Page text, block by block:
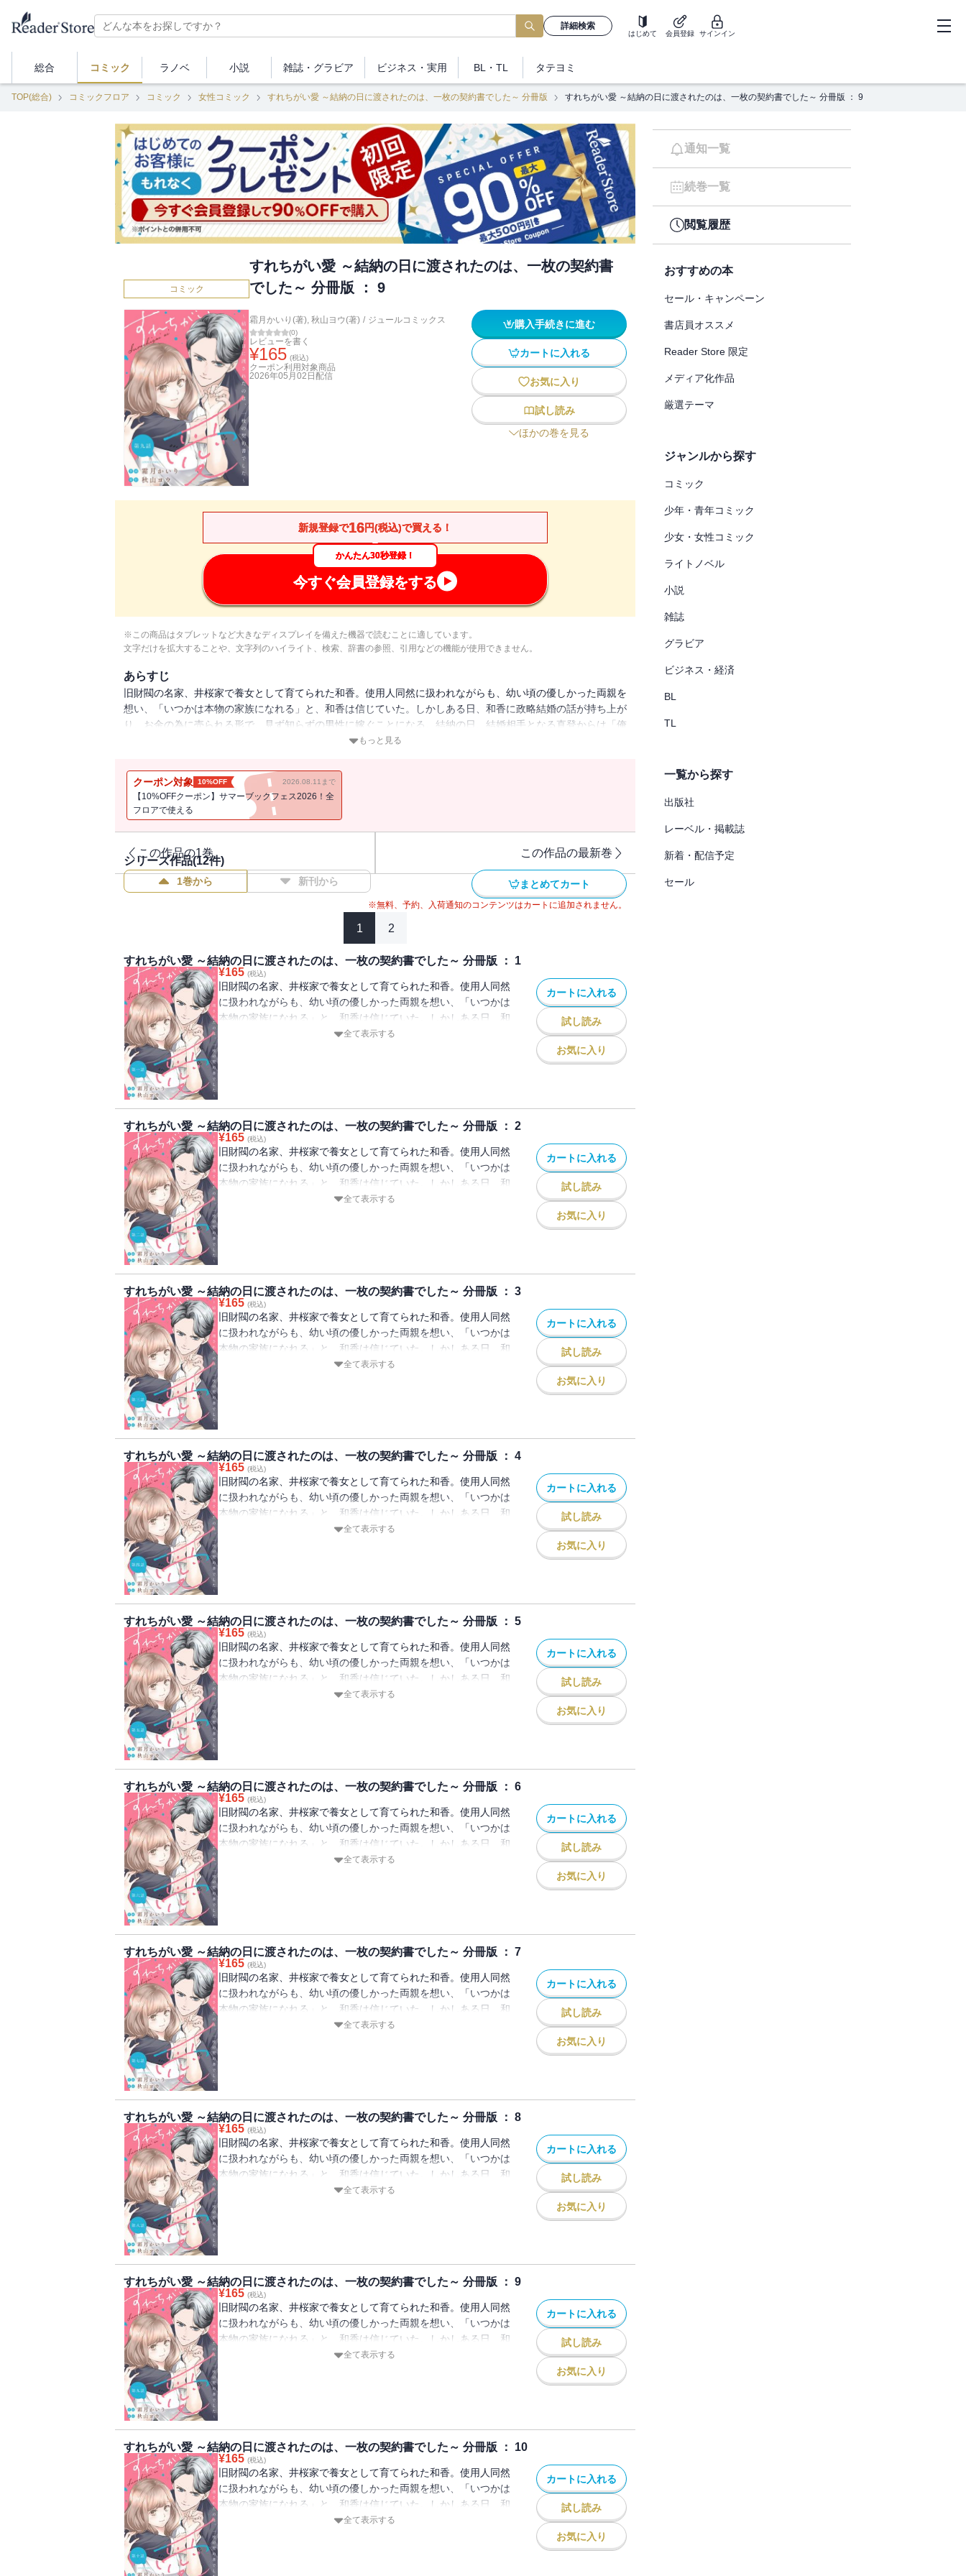
詳細検索
はじめて 会員登録 サインイン
総合 コミック ラノベ 小説 雑誌・ グラビア ビジネス ・実用 BL・TL タテヨミ
TOP(総合) コミックフロア コミック 女性コミック すれちがい愛 ～結納の日に渡されたのは、一枚の契約書でした～ 分冊版 すれちがい愛 ～結納の日に渡されたのは、一枚の契約書でした～ 分冊版 ： 9
コミック
すれちがい愛 ～結納の日に渡されたのは、一枚の契約書
でした～ 分冊版 ： 9
霜月かいり(著), 秋山ヨウ(著) / ジュールコミックス
(0)
レビューを書く
¥165 (税込)
クーポン利用対象商品
2026年05月02日 配信
購入手続きに進む
カートに入れる
お気に入り
試し読み
ほかの巻を見る
新規登録で16円(税込)で買える！
かんたん30秒登録！
今すぐ会員登録をする
※この商品はタブレットなど大きなディスプレイを備えた機器で読むことに適しています。
文字だけを拡大することや、文字列のハイライト、検索、辞書の参照、引用などの機能が使用できません。
あらすじ
旧財閥の名家、井桜家で養女として育てられた和香。使用人同然に扱われながらも、幼い頃の優しかった両親を
想い、「いつかは本物の家族になれる」と、和香は信じていた。しかしある日、和香に政略結婚の話が持ち上が
り、お金の為に売られる形で、見ず知らずの男性に嫁ぐことになる。結納の日、結婚相手となる直登からは「俺
はお前の家の肩書と結婚する」と宣言されて―――。不器用なふたりが織りなす、すれちがい合う純愛の物語。
もっと見る
クーポン対象 10%OFF 2026.08.11まで
【10%OFFクーポン】サマーブックフェス2026！全
フロアで使える
この作品の1巻 この作品の最新巻
シリーズ作品(12件)
1巻から 新刊から まとめてカート
※無料、予約、入荷通知のコンテンツはカートに追加されません。
1 2
すれちがい愛 ～結納の日に渡されたのは、一枚の契約書でした～ 分冊版 ： 1
¥165 (税込)
旧財閥の名家、井桜家で養女として育てられた和香。使用人同然
に扱われながらも、幼い頃の優しかった両親を想い、「いつかは
本物の家族になれる」と、和香は信じていた。しかしある日、和
香に政略結婚の話が持ち上がり、お金の為に売られる形で、見ず
全て表示する
カートに入れる
試し読み
お気に入り
すれちがい愛 ～結納の日に渡されたのは、一枚の契約書でした～ 分冊版 ： 2
¥165 (税込)
旧財閥の名家、井桜家で養女として育てられた和香。使用人同然
に扱われながらも、幼い頃の優しかった両親を想い、「いつかは
本物の家族になれる」と、和香は信じていた。しかしある日、和
香に政略結婚の話が持ち上がり、お金の為に売られる形で、見ず
全て表示する
カートに入れる
試し読み
お気に入り
すれちがい愛 ～結納の日に渡されたのは、一枚の契約書でした～ 分冊版 ： 3
¥165 (税込)
旧財閥の名家、井桜家で養女として育てられた和香。使用人同然
に扱われながらも、幼い頃の優しかった両親を想い、「いつかは
本物の家族になれる」と、和香は信じていた。しかしある日、和
香に政略結婚の話が持ち上がり、お金の為に売られる形で、見ず
全て表示する
カートに入れる
試し読み
お気に入り
すれちがい愛 ～結納の日に渡されたのは、一枚の契約書でした～ 分冊版 ： 4
¥165 (税込)
旧財閥の名家、井桜家で養女として育てられた和香。使用人同然
に扱われながらも、幼い頃の優しかった両親を想い、「いつかは
本物の家族になれる」と、和香は信じていた。しかしある日、和
香に政略結婚の話が持ち上がり、お金の為に売られる形で、見ず
全て表示する
カートに入れる
試し読み
お気に入り
すれちがい愛 ～結納の日に渡されたのは、一枚の契約書でした～ 分冊版 ： 5
¥165 (税込)
旧財閥の名家、井桜家で養女として育てられた和香。使用人同然
に扱われながらも、幼い頃の優しかった両親を想い、「いつかは
本物の家族になれる」と、和香は信じていた。しかしある日、和
香に政略結婚の話が持ち上がり、お金の為に売られる形で、見ず
全て表示する
カートに入れる
試し読み
お気に入り
すれちがい愛 ～結納の日に渡されたのは、一枚の契約書でした～ 分冊版 ： 6
¥165 (税込)
旧財閥の名家、井桜家で養女として育てられた和香。使用人同然
に扱われながらも、幼い頃の優しかった両親を想い、「いつかは
本物の家族になれる」と、和香は信じていた。しかしある日、和
香に政略結婚の話が持ち上がり、お金の為に売られる形で、見ず
全て表示する
カートに入れる
試し読み
お気に入り
すれちがい愛 ～結納の日に渡されたのは、一枚の契約書でした～ 分冊版 ： 7
¥165 (税込)
旧財閥の名家、井桜家で養女として育てられた和香。使用人同然
に扱われながらも、幼い頃の優しかった両親を想い、「いつかは
本物の家族になれる」と、和香は信じていた。しかしある日、和
香に政略結婚の話が持ち上がり、お金の為に売られる形で、見ず
全て表示する
カートに入れる
試し読み
お気に入り
すれちがい愛 ～結納の日に渡されたのは、一枚の契約書でした～ 分冊版 ： 8
¥165 (税込)
旧財閥の名家、井桜家で養女として育てられた和香。使用人同然
に扱われながらも、幼い頃の優しかった両親を想い、「いつかは
本物の家族になれる」と、和香は信じていた。しかしある日、和
香に政略結婚の話が持ち上がり、お金の為に売られる形で、見ず
全て表示する
カートに入れる
試し読み
お気に入り
すれちがい愛 ～結納の日に渡されたのは、一枚の契約書でした～ 分冊版 ： 9
¥165 (税込)
旧財閥の名家、井桜家で養女として育てられた和香。使用人同然
に扱われながらも、幼い頃の優しかった両親を想い、「いつかは
本物の家族になれる」と、和香は信じていた。しかしある日、和
香に政略結婚の話が持ち上がり、お金の為に売られる形で、見ず
全て表示する
カートに入れる
試し読み
お気に入り
すれちがい愛 ～結納の日に渡されたのは、一枚の契約書でした～ 分冊版 ： 10
¥165 (税込)
旧財閥の名家、井桜家で養女として育てられた和香。使用人同然
に扱われながらも、幼い頃の優しかった両親を想い、「いつかは
本物の家族になれる」と、和香は信じていた。しかしある日、和
香に政略結婚の話が持ち上がり、お金の為に売られる形で、見ず
全て表示する
カートに入れる
試し読み
お気に入り
通知一覧
続巻一覧
閲覧履歴
おすすめの本
セール・キャンペーン
書店員オススメ
Reader Store 限定
メディア化作品
厳選テーマ
ジャンルから探す
コミック
少年・青年コミック
少女・女性コミック
ライトノベル
小説
雑誌
グラビア
ビジネス・経済
BL
TL
一覧から探す
出版社
レーベル・掲載誌
新着・配信予定
セール